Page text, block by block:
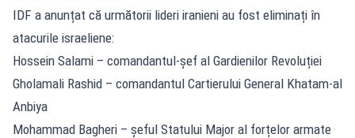
IDF a anunțat că următorii lideri iranieni au fost eliminați în
atacurile israeliene:
Hossein Salami – comandantul-șef al Gardienilor Revoluției
Gholamali Rashid – comandantul Cartierului General Khatam-al
Anbiya
Mohammad Bagheri – șeful Statului Major al forțelor armate